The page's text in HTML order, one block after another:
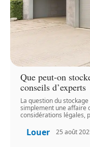
Que peut-on
conseils d’experts
La question du
simplement une affaire
considérations légales,
Louer 25 août